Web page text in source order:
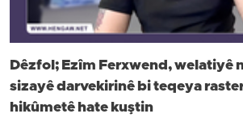
Dêzfol; Ezîm Ferxwend, welatiyê
sizayê darvekirinê bi teqeya
hikûmetê hate kuştin